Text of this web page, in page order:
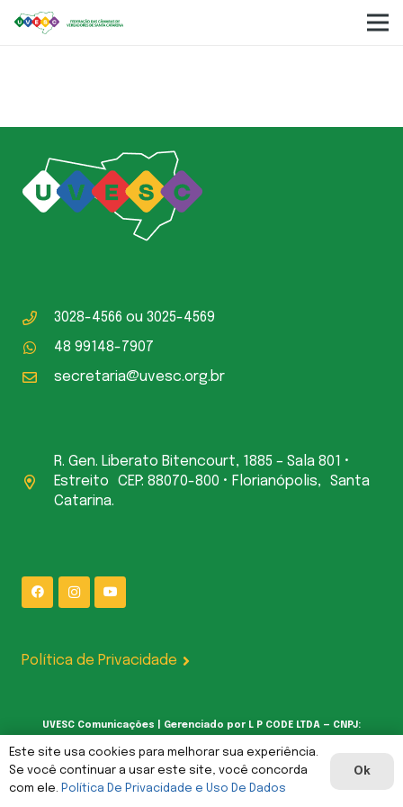
3028-4566 ou 3025-4569
48 99148-7907
secretaria@uvesc.org.br
R. Gen. Liberato Bitencourt, 1885 – Sala 801 •
Estreito CEP: 88070-800 • Florianópolis, Santa
Catarina.
Política de Privacidade
UVESC Comunicações | Gerenciado por L P CODE LTDA — CNPJ:
62.387.377/0001-00
Este site usa cookies para melhorar sua experiência.
Se você continuar a usar este site, você concorda
com ele. Política De Privacidade e Uso De Dados
Ok